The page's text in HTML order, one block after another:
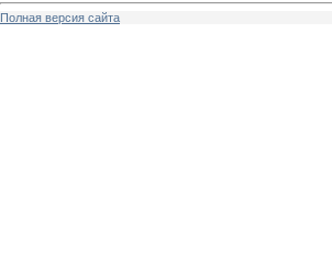
Полная версия сайта